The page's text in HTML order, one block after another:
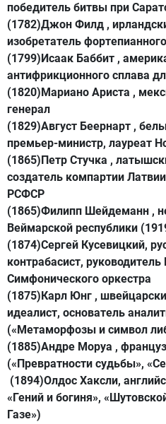
победитель битвы при
(1782)Джон Филд ,
изобретатель
(1799)Исаак Баббит ,
антифрикционного сплава
(1820)Мариано Ариста ,
генерал
(1829)Август Беернарт ,
премьер-министр, лауреат
(1865)Петр Стучка ,
создатель компартии
РСФСР
(1865)Филипп Шейдеманн ,
Веймарской республики
(1874)Сергей Кусевицкий,
контрабасист, руководитель
Симфонического оркестра
(1875)Карл Юнг ,
идеалист, основатель
(«Метаморфозы и символ
(1885)Андре Моруа ,
(«Превратности судьбы»,
(1894)Олдос Хаксли,
«Гений и богиня»,
Газе»)